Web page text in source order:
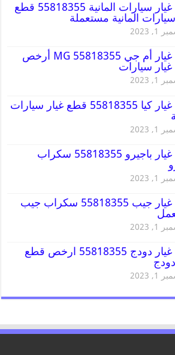
قطع غيار سيارات المانية 55818355 قطع
المانية مستعملة
2023
قطع غيار أم جي MG 55818355 أرخص
سيارات
2023
قطع غيار كيا 55818355 قطع غيار سيارات
2023
قطع غيار باجيرو 55818355 سكراب
2023
قطع غيار جيب 55818355 سكراب جيب
2023
قطع غيار دودج 55818355 ارخص قطع
2023